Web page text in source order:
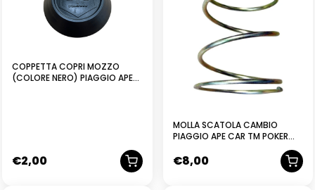
COPPETTA COPRI MOZZO
(COLORE NERO) PIAGGIO APE
€2,00
MOLLA SCATOLA CAMBIO
PIAGGIO APE CAR TM POKER
€8,00